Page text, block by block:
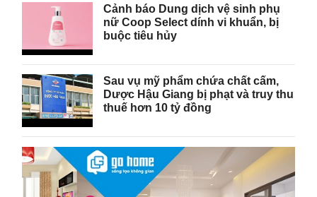
Cảnh báo Dung dịch vệ sinh phụ
nữ Coop Select dính vi khuẩn, bị
buộc tiêu hủy
Sau vụ mỹ phẩm chứa chất cấm,
Dược Hậu Giang bị phạt và truy thu
thuế hơn 10 tỷ đồng